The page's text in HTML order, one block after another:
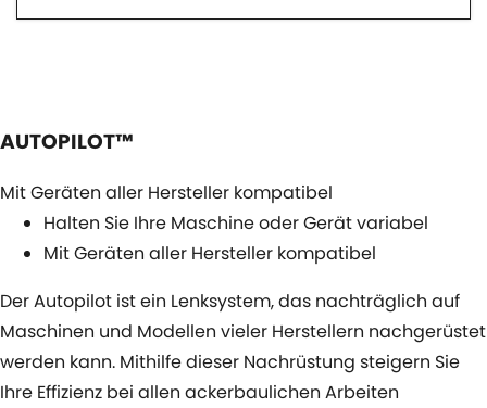
AUTOPILOT™
Mit Geräten aller Hersteller kompatibel
Halten Sie Ihre Maschine oder Gerät variabel
Mit Geräten aller Hersteller kompatibel
Der Autopilot ist ein Lenksystem, das nachträglich auf
Maschinen und Modellen vieler Herstellern nachgerüstet
werden kann. Mithilfe dieser Nachrüstung steigern Sie
Ihre Effizienz bei allen ackerbaulichen Arbeiten